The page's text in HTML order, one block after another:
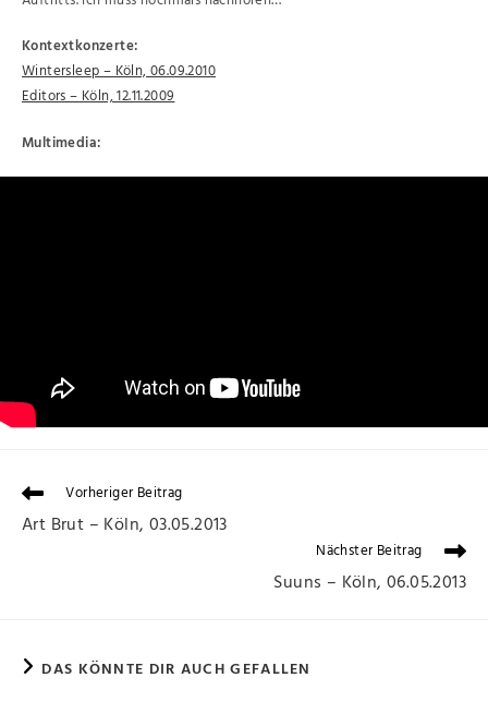
Kontextkonzerte:
Wintersleep – Köln, 06.09.2010
Editors – Köln, 12.11.2009
Multimedia:
Vorheriger Beitrag
Art Brut – Köln, 03.05.2013
Nächster Beitrag
Suuns – Köln, 06.05.2013
DAS KÖNNTE DIR AUCH GEFALLEN